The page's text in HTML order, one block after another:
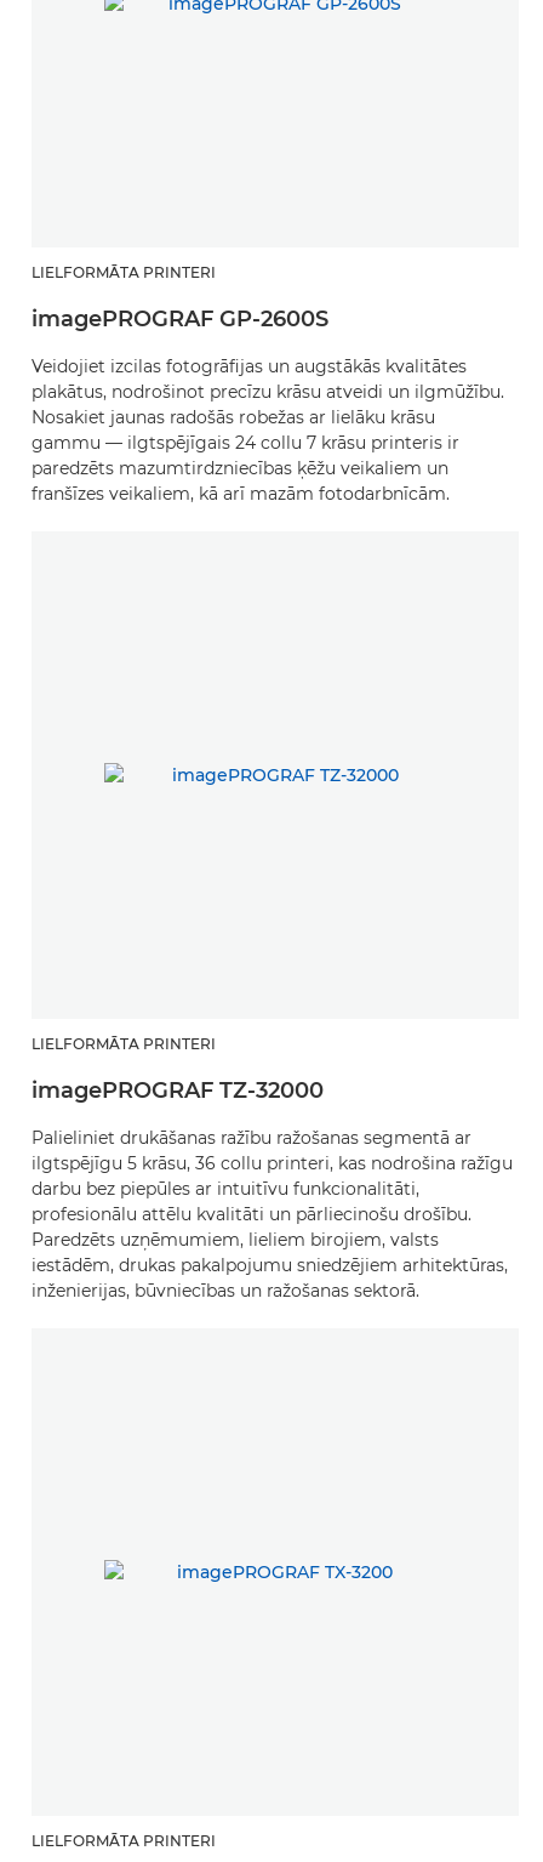
LIELFORMĀTA PRINTERI
imagePROGRAF GP-2600S
Veidojiet izcilas fotogrāfijas un augstākās kvalitātes
plakātus, nodrošinot precīzu krāsu atveidi un ilgmūžību.
Nosakiet jaunas radošās robežas ar lielāku krāsu
gammu — ilgtspējīgais 24 collu 7 krāsu printeris ir
paredzēts mazumtirdzniecības ķēžu veikaliem un
franšīzes veikaliem, kā arī mazām fotodarbnīcām.
LIELFORMĀTA PRINTERI
imagePROGRAF TZ-32000
Palieliniet drukāšanas ražību ražošanas segmentā ar
ilgtspējīgu 5 krāsu, 36 collu printeri, kas nodrošina ražīgu
darbu bez piepūles ar intuitīvu funkcionalitāti,
profesionālu attēlu kvalitāti un pārliecinošu drošību.
Paredzēts uzņēmumiem, lieliem birojiem, valsts
iestādēm, drukas pakalpojumu sniedzējiem arhitektūras,
inženierijas, būvniecības un ražošanas sektorā.
LIELFORMĀTA PRINTERI